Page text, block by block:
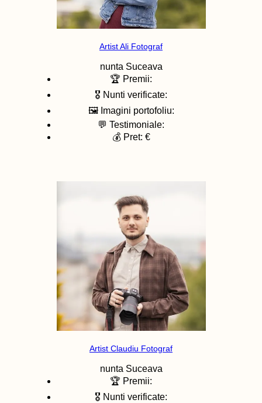
Artist Ali Fotograf
nunta Suceava
🏆 Premii:
🎖️ Nunti verificate:
🖼️ Imagini portofoliu:
💬 Testimoniale:
💰 Pret: €
Artist Claudiu Fotograf
nunta Suceava
🏆 Premii:
🎖️ Nunti verificate: